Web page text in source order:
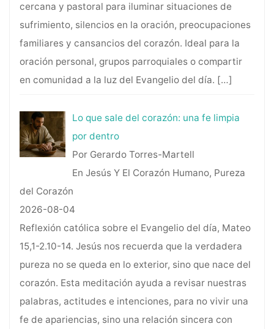
cercana y pastoral para iluminar situaciones de
sufrimiento, silencios en la oración, preocupaciones
familiares y cansancios del corazón. Ideal para la
oración personal, grupos parroquiales o compartir
en comunidad a la luz del Evangelio del día. […]
Lo que sale del corazón: una fe limpia
por dentro
Por Gerardo Torres-Martell
En Jesús Y El Corazón Humano, Pureza
del Corazón
2026-08-04
Reflexión católica sobre el Evangelio del día, Mateo
15,1-2.10-14. Jesús nos recuerda que la verdadera
pureza no se queda en lo exterior, sino que nace del
corazón. Esta meditación ayuda a revisar nuestras
palabras, actitudes e intenciones, para no vivir una
fe de apariencias, sino una relación sincera con